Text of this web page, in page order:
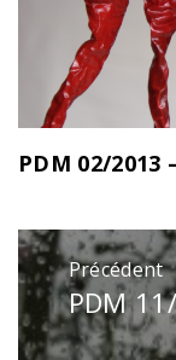
PDM 02/2013
Navigation
de
l’article
Précédent
Publication
précédente
PDM